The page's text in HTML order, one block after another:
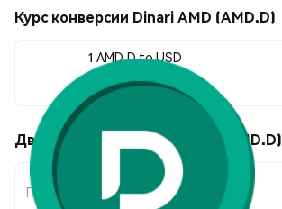
Курс конверсии Dinari AMD (AMD.D)
1 AMD.D to USD
--
Движения цены Dinari AMD (AMD.D)
Период
Изменение
суммы